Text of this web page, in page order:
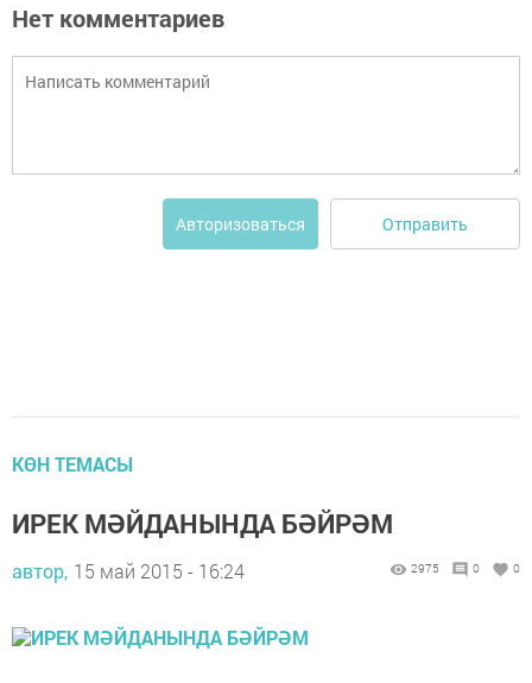
Нет комментариев
Авторизоваться Отправить
КӨН ТЕМАСЫ
ИРЕК МӘЙДАНЫНДА БӘЙРӘМ
автор, 15 май 2015 - 16:24 2975 0 0